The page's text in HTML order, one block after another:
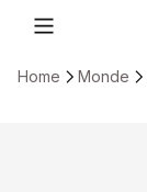
Home Monde